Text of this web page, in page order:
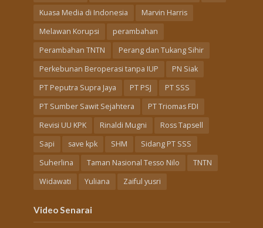
Kuasa Media di Indonesia
Marvin Harris
Melawan Korupsi
perambahan
Perambahan TNTN
Perang dan Tukang Sihir
Perkebunan Beroperasi tanpa IUP
PN Siak
PT Peputra Supra Jaya
PT PSJ
PT SSS
PT Sumber Sawit Sejahtera
PT Triomas FDI
Revisi UU KPK
Rinaldi Mugni
Ross Tapsell
Sapi
save kpk SHM
Sidang PT SSS
Suherlina
Taman Nasional Tesso Nilo
TNTN
Widawati
Yuliana Zaiful yusri
Video Senarai